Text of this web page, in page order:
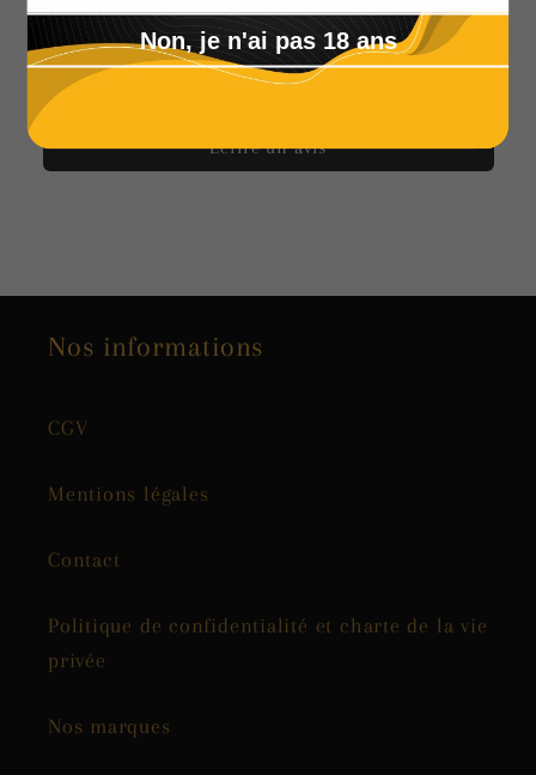
Écrire un avis
Nos informations
CGV
Mentions légales
Contact
Politique de confidentialité et charte de la vie
privée
Nos marques
Non, je n'ai pas 18 ans